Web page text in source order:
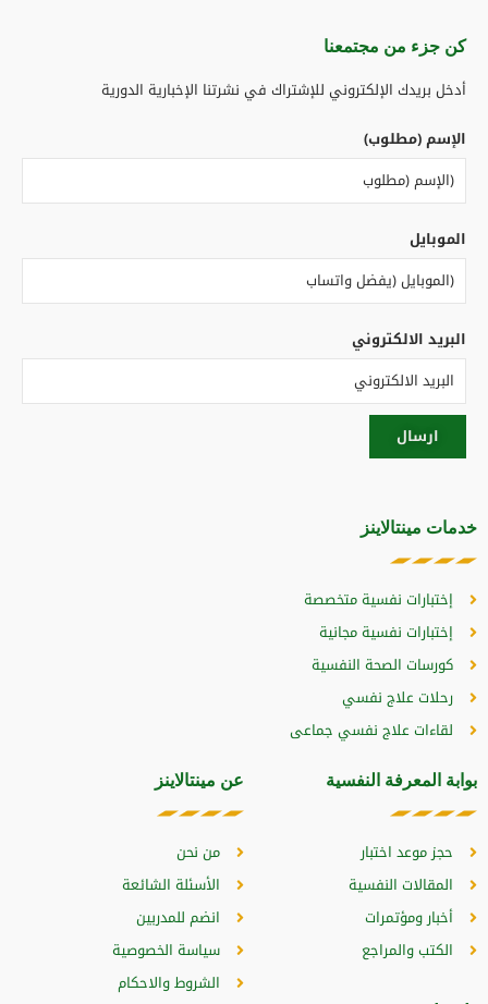
عن مينتالاينز
من نحن
الأسئلة الشائعة
انضم للمدربين
سياسة الخصوصية
الشروط والاحكام
بوابة المعرفة النفسية
حجز موعد اختبار
المقالات النفسية
أخبار ومؤتمرات
الكتب والمراجع
خدمات مينتالاينز
إختبارات نفسية متخصصة
إختبارات نفسية مجانية
كورسات الصحة النفسية
رحلات علاج نفسي
لقاءات علاج نفسي جماعى
كن جزء من مجتمعنا​
أدخل بريدك الإلكتروني للإشتراك في نشرتنا الإخبارية الدورية
الإسم (مطلوب)
الموبايل
البريد الالكتروني